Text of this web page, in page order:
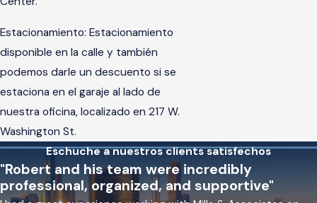
Estacionamiento: Estacionamiento
disponible en la calle y también
podemos darle un descuento si se
estaciona en el garaje al lado de
nuestra oficina, localizado en 217 W.
Washington St.
Eschuche a nuestros clients satisfechos
"Robert and his team were incredibly
professional, organized, and supportive"